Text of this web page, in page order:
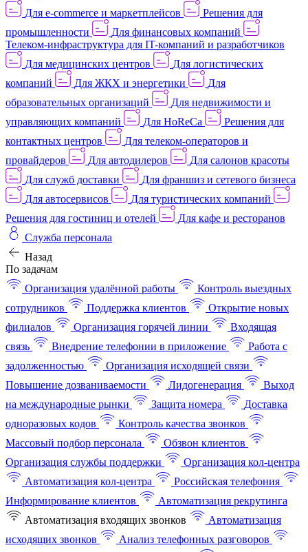
Для e-commerce и маркетплейсов
Решения для
промышленности
Для финансовых компаний
Телеком-инфраструктура для IT-компаний и разработчиков
Для медицинских центров
Для логистических
компаний
Для ЖКХ и энергетики
Для
образовательных организаций
Для недвижимости и
управляющих компаний
Для HoReCa
Решения для
контактных центров
Для телеком-операторов и
провайдеров
Для автодилеров
Для салонов красоты
Для служб доставки
Для франшиз и сетевого бизнеса
Для автосервисов
Для туристических компаний
Решения для гостиниц и отелей
Для кафе и ресторанов
Служба персонала
Назад
По задачам
Организация удалённой работы
Контроль выездных
сотрудников
Поддержка клиентов
Открытие новых
филиалов
Организация горячей линии
Входящая
связь
Внедрение телефонии в приложение
Работа с
задолженностью
Организация исходящей связи
Повышение дозваниваемости
Лидогенерация
Выход
на международные рынки
Защита номера
Доставка
одноразовых кодов
Контроль качества звонков
Массовый подбор персонала
Обзвон клиентов
Организация службы поддержки
Организация кол-центра
Автоматизация кол-центра
Российская телефония
Информирование клиентов
Автоматизация рекрутинга
Автоматизация входящих звонков
Автоматизация
исходящих звонков
Анализ телефонных разговоров